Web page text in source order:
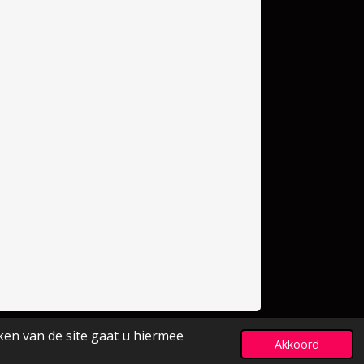
van de site gaat u hiermee
Akkoord
Powered by